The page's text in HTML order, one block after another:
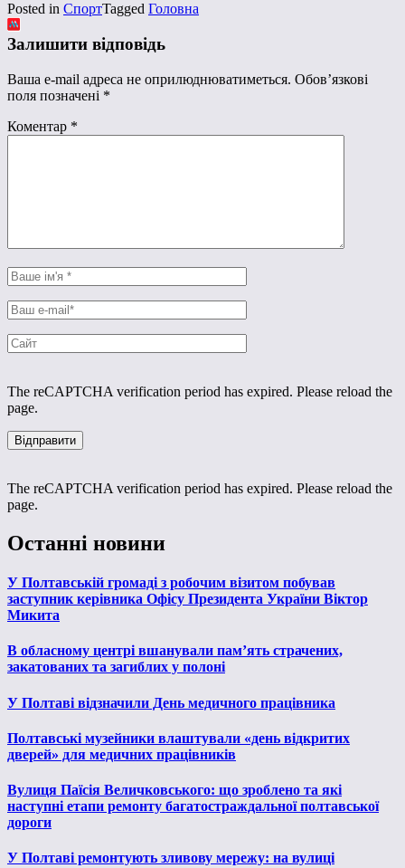
Posted in СпортTagged Головна
Залишити відповідь
Ваша e-mail адреса не оприлюднюватиметься. Обов’язкові
поля позначені *
Коментар *
The reCAPTCHA verification period has expired. Please reload the
page.
The reCAPTCHA verification period has expired. Please reload the
page.
Останні новини
У Полтавській громаді з робочим візитом побував
заступник керівника Офісу Президента України Віктор
Микита
В обласному центрі вшанували пам’ять страчених,
закатованих та загиблих у полоні
У Полтаві відзначили День медичного працівника
Полтавські музейники влаштували «день відкритих
дверей» для медичних працівників
Вулиця Паїсія Величковського: що зроблено та які
наступні етапи ремонту багатостраждальної полтавської
дороги
У Полтаві ремонтують зливову мережу: на вулиці